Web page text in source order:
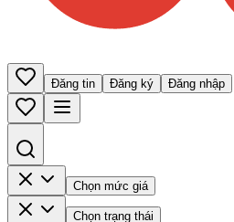
Đăng tin Đăng ký Đăng nhập
Chọn mức giá
Chọn trạng thái